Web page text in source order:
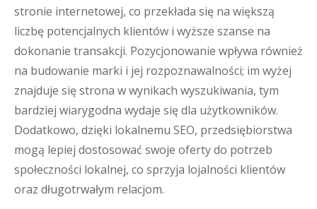
stronie internetowej, co przekłada się na większą
liczbę potencjalnych klientów i wyższe szanse na
dokonanie transakcji. Pozycjonowanie wpływa również
na budowanie marki i jej rozpoznawalności; im wyżej
znajduje się strona w wynikach wyszukiwania, tym
bardziej wiarygodna wydaje się dla użytkowników.
Dodatkowo, dzięki lokalnemu SEO, przedsiębiorstwa
mogą lepiej dostosować swoje oferty do potrzeb
społeczności lokalnej, co sprzyja lojalności klientów
oraz długotrwałym relacjom.